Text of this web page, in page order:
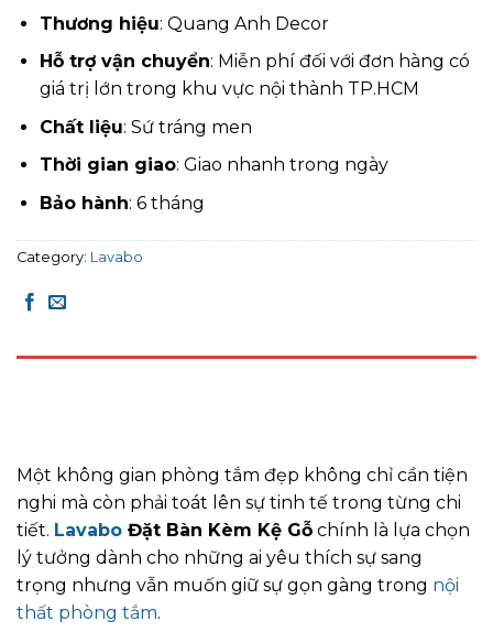
Thương hiệu: Quang Anh Decor
Hỗ trợ vận chuyển: Miễn phí đối với đơn hàng có
giá trị lớn trong khu vực nội thành TP.HCM
Chất liệu: Sứ tráng men
Thời gian giao: Giao nhanh trong ngày
Bảo hành: 6 tháng
Category: Lavabo
Một không gian phòng tắm đẹp không chỉ cần tiện
nghi mà còn phải toát lên sự tinh tế trong từng chi
tiết. Lavabo Đặt Bàn Kèm Kệ Gỗ chính là lựa chọn
lý tưởng dành cho những ai yêu thích sự sang
trọng nhưng vẫn muốn giữ sự gọn gàng trong nội
thất phòng tắm.